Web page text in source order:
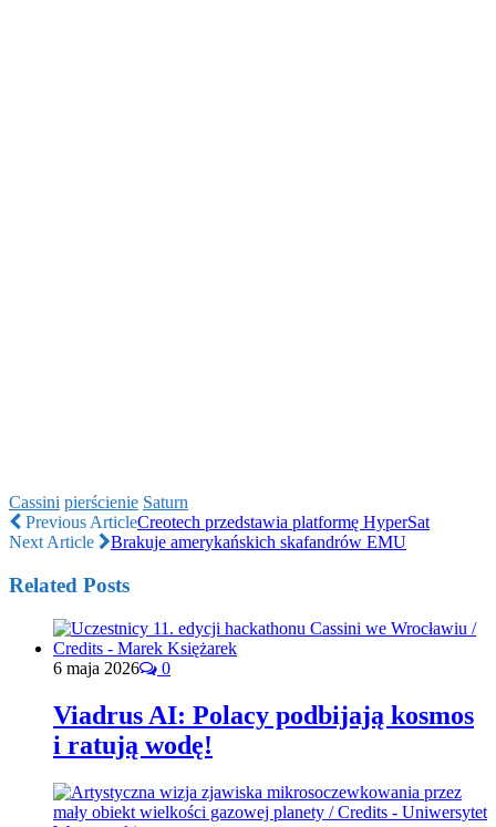
Cassini pierścienie Saturn
Previous ArticleCreotech przedstawia platformę HyperSat
Next Article
Brakuje amerykańskich skafandrów EMU
Related Posts
6 maja 2026 0
Viadrus AI: Polacy podbijają kosmos
i ratują wodę!